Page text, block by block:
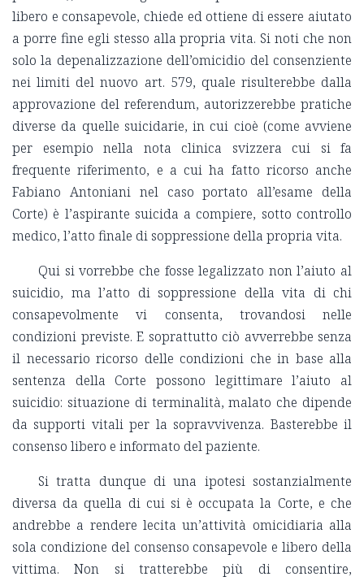
libero e consapevole, chiede ed ottiene di essere aiutato
a porre fine egli stesso alla propria vita. Si noti che non
solo la depenalizzazione dell’omicidio del consenziente
nei limiti del nuovo art. 579, quale risulterebbe dalla
approvazione del referendum, autorizzerebbe pratiche
diverse da quelle suicidarie, in cui cioè (come avviene
per esempio nella nota clinica svizzera cui si fa
frequente riferimento, e a cui ha fatto ricorso anche
Fabiano Antoniani nel caso portato all’esame della
Corte) è l’aspirante suicida a compiere, sotto controllo
medico, l’atto finale di soppressione della propria vita.
Qui si vorrebbe che fosse legalizzato non l’aiuto al
suicidio, ma l’atto di soppressione della vita di chi
consapevolmente vi consenta, trovandosi nelle
condizioni previste. E soprattutto ciò avverrebbe senza
il necessario ricorso delle condizioni che in base alla
sentenza della Corte possono legittimare l’aiuto al
suicidio: situazione di terminalità, malato che dipende
da supporti vitali per la sopravvivenza. Basterebbe il
consenso libero e informato del paziente.
Si tratta dunque di una ipotesi sostanzialmente
diversa da quella di cui si è occupata la Corte, e che
andrebbe a rendere lecita un’attività omicidiaria alla
sola condizione del consenso consapevole e libero della
vittima. Non si tratterebbe più di consentire,